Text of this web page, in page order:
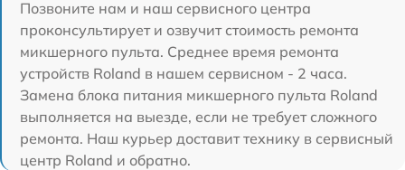
Позвоните нам и наш сервисного центра
проконсультирует и озвучит стоимость ремонта
микшерного пульта. Среднее время ремонта
устройств Roland в нашем сервисном - 2 часа.
Замена блока питания микшерного пульта Roland
выполняется на выезде, если не требует сложного
ремонта. Наш курьер доставит технику в сервисный
центр Roland и обратно.